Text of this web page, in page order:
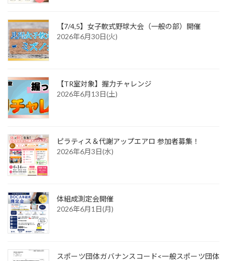
【7/4,5】女子軟式野球大会（一般の部）開催
2026年6月30日(火)
【TR室対象】握力チャレンジ
2026年6月13日(土)
ピラティス＆代謝アップエアロ 参加者募集！
2026年6月3日(水)
体組成測定会開催
2026年6月1日(月)
スポーツ団体ガバナンスコード<一般スポーツ団体